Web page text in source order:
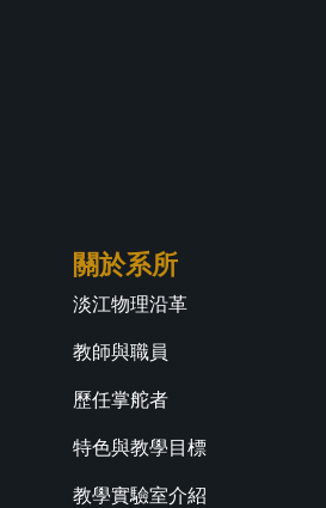
關於系所
淡江物理沿革
教師與職員
歷任掌舵者
特色與教學目標
教學實驗室介紹